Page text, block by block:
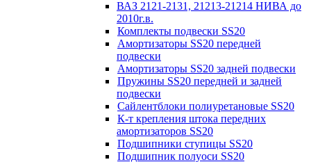
ВАЗ 2121-2131, 21213-21214 НИВА до
2010г.в.
Комплекты подвески SS20
Амортизаторы SS20 передней
подвески
Амортизаторы SS20 задней подвески
Пружины SS20 передней и задней
подвески
Сайлентблоки полиуретановые SS20
К-т крепления штока передних
амортизаторов SS20
Подшипники ступицы SS20
Подшипник полуоси SS20